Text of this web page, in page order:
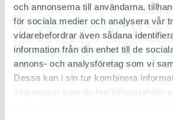
och annonserna till användarna,
för sociala medier och analysera vår
vidarebefordrar även sådana
information från din enhet till de
annons- och analysföretag som vi
Dessa kan i sin tur kombinera
information som du har tillhandahållit
Projektet åstadkom betydande
negativa attityder som
lärarna och myndigheterna hyste
funktionsnedsatta och deras
som erbjöds lärarna, rektorerna
hälsovårdspersonalen hjälpte dem
de funktionsnedsatta barnens